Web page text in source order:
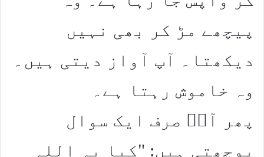
پیچھے مڑ کر بھی نہیں
دیکھتا۔ آپ آواز دیتی ہیں۔
وہ خاموش رہتا ہے۔
پھر آپؑ صرف ایک سوال
پوچھتی ہیں: "کیا یہ اللہ